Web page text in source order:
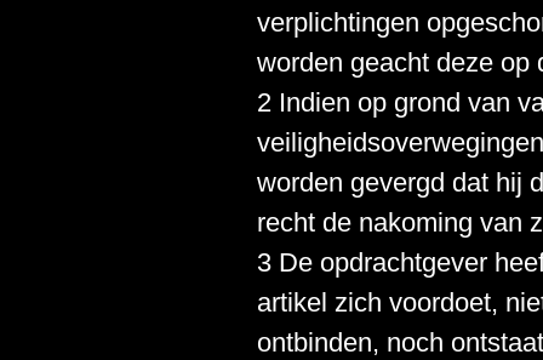
verplichtingen
worden geacht deze op
2 Indien op grond van
worden gevergd dat hij
recht de nakoming van
3 De opdrachtgever
artikel zich voordoet,
ontbinden, noch